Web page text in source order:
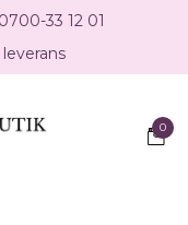
33 12 01
0